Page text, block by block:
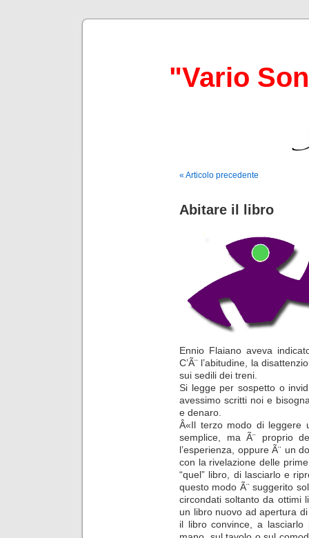
"Vario
« Articolo precedente
Abitare il libro
Ennio Flaiano aveva
C’Ã¨ l’abitudine, la
sui sedili dei treni.
Si legge per sospetto o
avessimo scritti noi e
e denaro.
Â«Il terzo modo di leggere
semplice, ma Ã¨ proprio
l’esperienza, oppure Ã¨ un
con la rivelazione delle
“quel” libro, di lasciarlo e
questo modo Ã¨ suggerito
circondati soltanto da ottimi
un libro nuovo ad apertura
il libro convince, a